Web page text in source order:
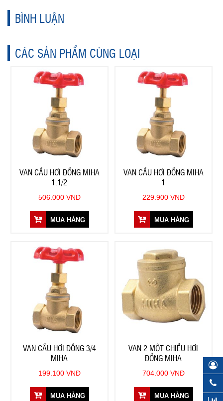
BÌNH LUẬN
CÁC SẢN PHẨM CÙNG LOẠI
VAN CẦU HƠI ĐỒNG MIHA
1.1/2
506.000 VNĐ
MUA HÀNG
VAN CẦU HƠI ĐỒNG MIHA
1
229.900 VNĐ
MUA HÀNG
VAN CẦU HƠI ĐỒNG 3/4
MIHA
199.100 VNĐ
MUA HÀNG
VAN 2 MỘT CHIỀU HƠI
ĐỒNG MIHA
704.000 VNĐ
MUA HÀNG